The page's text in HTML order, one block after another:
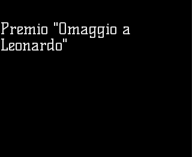
Premio "Omaggio a
Leonardo"